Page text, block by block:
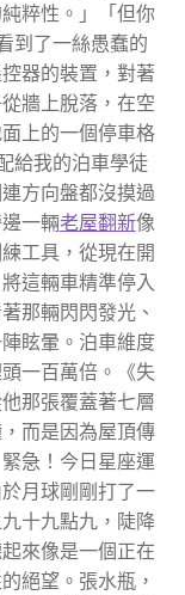
粹性。」「但你
到了一絲愚蠢的
器的裝置，對著
牆上脫落，在空
上的一個停車格
給我的泊車學徒
方向盤都沒摸過
一輛老屋翻新像
工具，從現在開
這輛車精準停入
那輛閃閃發光、
眩暈。泊車維度
一百萬倍。《失
那張覆蓋著七層
而是因為屋頂傳
急！今日星座運
月球剛剛打了一
十九點九，陡降
來像是一個正在
絕望。張水瓶，